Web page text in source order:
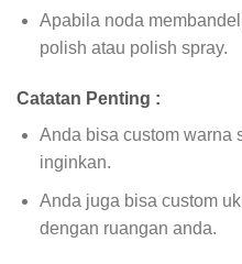
Apabila noda
polish atau polish spray.
Catatan Penting :
Anda bisa custom warna
inginkan.
Anda juga bisa custom
dengan ruangan anda.